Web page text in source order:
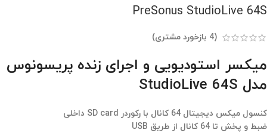
PreSonus StudioLive 64S
(
4 بازخورد مشتری)
میکسر استودیویی و اجرای زنده پریسونوس
مدل StudioLive 64S
کنسول میکس دیجیتال 64 کانال با رکوردر SD card داخلی
ضبط و پخش تا 64 کانال از طریق USB